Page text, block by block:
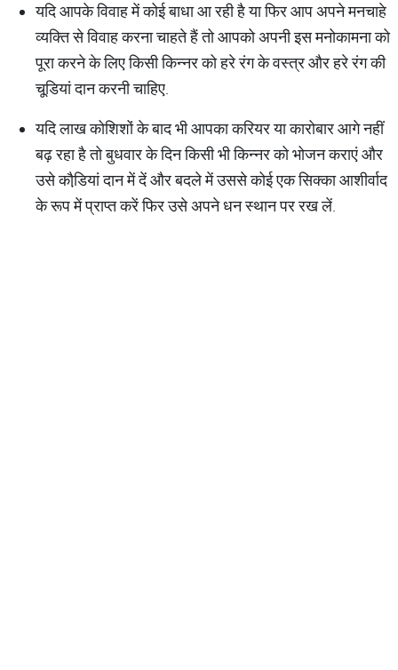
यदि आपके विवाह में कोई बाधा आ रही है या फिर आप अपने मनचाहे
व्यक्ति से विवाह करना चाहते हैं तो आपको अपनी इस मनोकामना को
पूरा करने के लिए किसी किन्नर को हरे रंग के वस्त्र और हरे रंग की
चूडि़यां दान करनी चाहिए.
यदि लाख कोशिशों के बाद भी आपका करियर या कारोबार आगे नहीं
बढ़ रहा है तो बुधवार के दिन किसी भी किन्नर को भोजन कराएं और
उसे कौडि़यां दान में दें और बदले में उससे कोई एक सिक्का आशीर्वाद
के रूप में प्राप्त करें फिर उसे अपने धन स्थान पर रख लें.